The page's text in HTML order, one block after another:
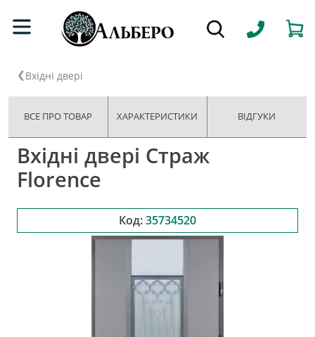
Вхідні двері
ВСЕ ПРО ТОВАР ХАРАКТЕРИСТИКИ ВІДГУКИ
Вхідні двері Страж
Florence
Код:35734520